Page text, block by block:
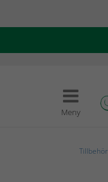
Meny
Tillbehör